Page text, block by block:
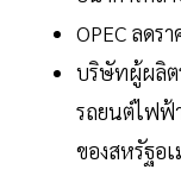
OPEC ลดร
บริษัทผู้ผลิต
รถยนต์ไฟฟ้
ของสหรัฐอเ